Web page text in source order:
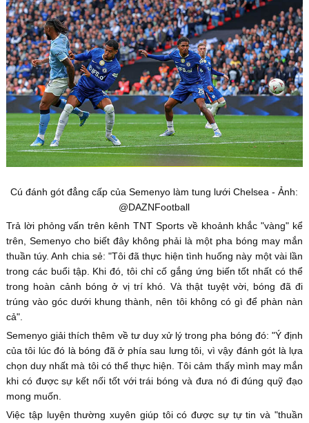
Cú đánh gót đẳng cấp của Semenyo làm tung lưới Chelsea - Ảnh:
@DAZNFootball
Trả lời phỏng vấn trên kênh TNT Sports về khoảnh khắc "vàng" kể
trên, Semenyo cho biết đây không phải là một pha bóng may mắn
thuần túy. Anh chia sẻ: "Tôi đã thực hiện tình huống này một vài lần
trong các buổi tập. Khi đó, tôi chỉ cố gắng ứng biến tốt nhất có thể
trong hoàn cảnh bóng ở vị trí khó. Và thật tuyệt vời, bóng đã đi
trúng vào góc dưới khung thành, nên tôi không có gì để phàn nàn
cả".
Semenyo giải thích thêm về tư duy xử lý trong pha bóng đó: "Ý định
của tôi lúc đó là bóng đã ở phía sau lưng tôi, vì vậy đánh gót là lựa
chọn duy nhất mà tôi có thể thực hiện. Tôi cảm thấy mình may mắn
khi có được sự kết nối tốt với trái bóng và đưa nó đi đúng quỹ đạo
mong muốn.
Việc tập luyện thường xuyên giúp tôi có được sự tự tin và "thuần